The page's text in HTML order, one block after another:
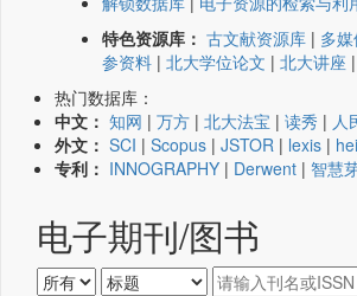
特色资源库： 古文献资源库 | 多
参资料 | 北大学位论文 | 北大讲座 |
热门数据库：
中文： 知网 | 万方 | 北大法宝 | 读秀 | 人
外文： SCI | Scopus | JSTOR | lexis |
专利： INNOGRAPHY | Derwent | 智慧
电子期刊/图书